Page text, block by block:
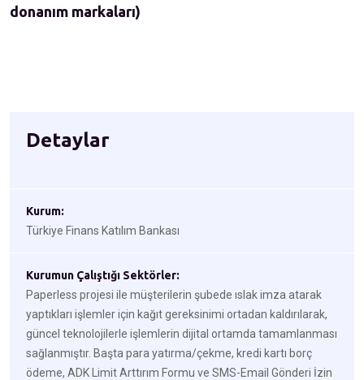
donanım markaları)
Detaylar
Kurum:
Türkiye Finans Katılım Bankası
Kurumun Çalıştığı Sektörler:
Paperless projesi ile müşterilerin şubede ıslak imza atarak
yaptıkları işlemler için kağıt gereksinimi ortadan kaldırılarak,
güncel teknolojilerle işlemlerin dijital ortamda tamamlanması
sağlanmıştır. Başta para yatırma/çekme, kredi kartı borç
ödeme, ADK Limit Arttırım Formu ve SMS-Email Gönderi İzin